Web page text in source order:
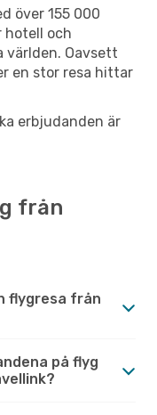
över 155 000
hotell och
världen. Oavsett
en stor resa hittar
erbjudanden är
från
flygresa från
på flyg